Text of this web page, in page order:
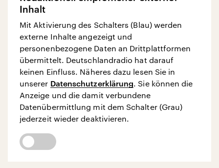
Inhalt
Mit Aktivierung des Schalters (Blau) werden
externe Inhalte angezeigt und
personenbezogene Daten an Drittplattformen
übermittelt. Deutschlandradio hat darauf
keinen Einfluss. Näheres dazu lesen Sie in
unserer Datenschutzerklärung. Sie können die
Anzeige und die damit verbundene
Datenübermittlung mit dem Schalter (Grau)
jederzeit wieder deaktivieren.